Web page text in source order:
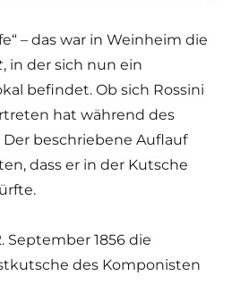
– das war in Weinheim die
, in der sich nun ein
befindet. Ob sich Rossini
hat während des
Der beschriebene Auflauf
dass er in der Kutsche
September 1856 die
des Komponisten